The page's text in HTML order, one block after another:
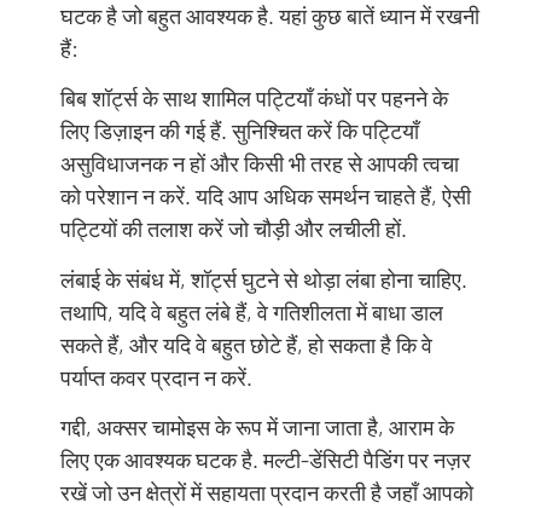
घटक है जो बहुत आवश्यक है. यहां कुछ बातें ध्यान में रखनी
हैं:
बिब शॉर्ट्स के साथ शामिल पट्टियाँ कंधों पर पहनने के
लिए डिज़ाइन की गई हैं. सुनिश्चित करें कि पट्टियाँ
असुविधाजनक न हों और किसी भी तरह से आपकी त्वचा
को परेशान न करें. यदि आप अधिक समर्थन चाहते हैं, ऐसी
पट्टियों की तलाश करें जो चौड़ी और लचीली हों.
लंबाई के संबंध में, शॉर्ट्स घुटने से थोड़ा लंबा होना चाहिए.
तथापि, यदि वे बहुत लंबे हैं, वे गतिशीलता में बाधा डाल
सकते हैं, और यदि वे बहुत छोटे हैं, हो सकता है कि वे
पर्याप्त कवर प्रदान न करें.
गद्दी, अक्सर चामोइस के रूप में जाना जाता है, आराम के
लिए एक आवश्यक घटक है. मल्टी-डेंसिटी पैडिंग पर नज़र
रखें जो उन क्षेत्रों में सहायता प्रदान करती है जहाँ आपको